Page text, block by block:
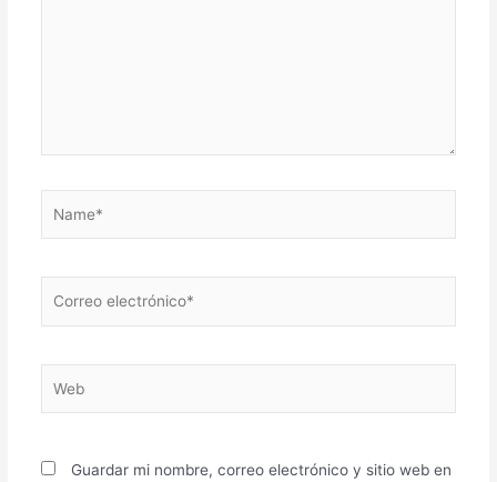
electrónico*
Guardar mi nombre, correo electrónico y sitio web en